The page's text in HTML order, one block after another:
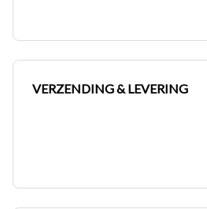
VERZENDING & LEVERING